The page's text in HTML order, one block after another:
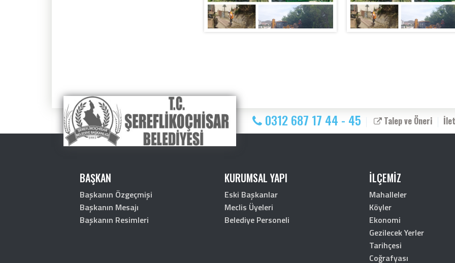
0312 687 17 44 - 45 Talep ve Öneri
BAŞKAN
Başkanın Özgeçmişi
Başkanın Mesajı
Başkanın Resimleri
KURUMSAL YAPI
Eski Başkanlar
Meclis Üyeleri
Belediye Personeli
İLÇEMİZ
Mahalleler
Köyler
Ekonomi
Gezilecek Yerler
Tarihçesi
Coğrafyası